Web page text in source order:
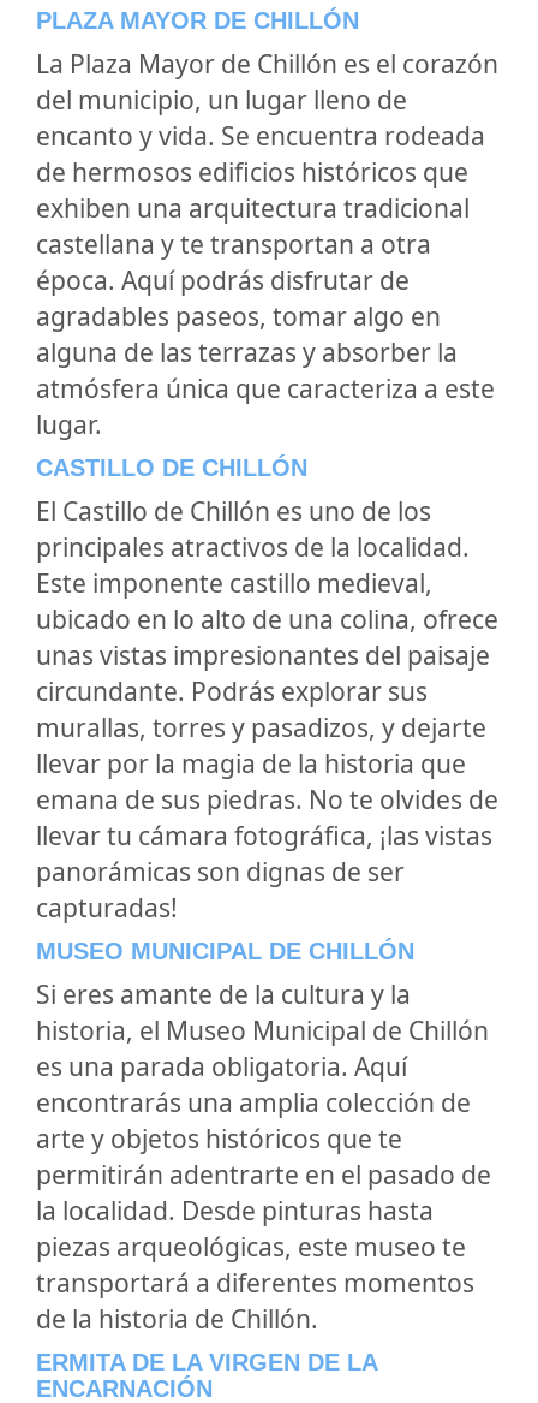
PLAZA MAYOR DE CHILLÓN
La Plaza Mayor de Chillón es el corazón
del municipio, un lugar lleno de
encanto y vida. Se encuentra rodeada
de hermosos edificios históricos que
exhiben una arquitectura tradicional
castellana y te transportan a otra
época. Aquí podrás disfrutar de
agradables paseos, tomar algo en
alguna de las terrazas y absorber la
atmósfera única que caracteriza a este
lugar.
CASTILLO DE CHILLÓN
El Castillo de Chillón es uno de los
principales atractivos de la localidad.
Este imponente castillo medieval,
ubicado en lo alto de una colina, ofrece
unas vistas impresionantes del paisaje
circundante. Podrás explorar sus
murallas, torres y pasadizos, y dejarte
llevar por la magia de la historia que
emana de sus piedras. No te olvides de
llevar tu cámara fotográfica, ¡las vistas
panorámicas son dignas de ser
capturadas!
MUSEO MUNICIPAL DE CHILLÓN
Si eres amante de la cultura y la
historia, el Museo Municipal de Chillón
es una parada obligatoria. Aquí
encontrarás una amplia colección de
arte y objetos históricos que te
permitirán adentrarte en el pasado de
la localidad. Desde pinturas hasta
piezas arqueológicas, este museo te
transportará a diferentes momentos
de la historia de Chillón.
ERMITA DE LA VIRGEN DE LA
ENCARNACIÓN